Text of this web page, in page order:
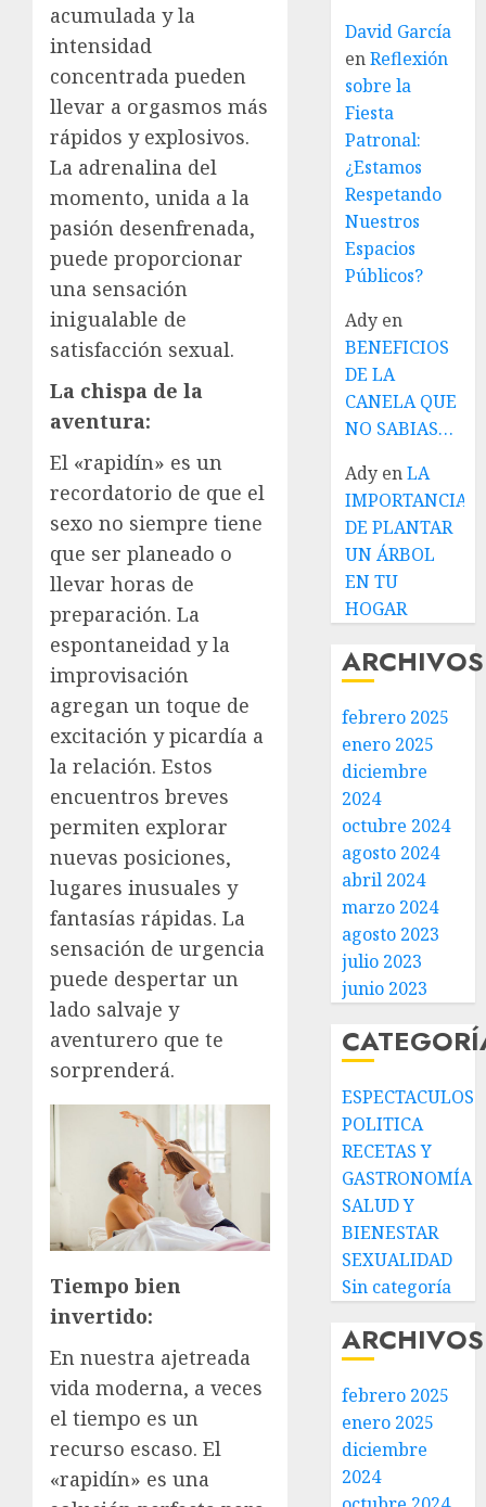
acumulada y la
intensidad
concentrada pueden
llevar a orgasmos más
rápidos y explosivos.
La adrenalina del
momento, unida a la
pasión desenfrenada,
puede proporcionar
una sensación
inigualable de
satisfacción sexual.
La chispa de la
aventura:
El «rapidín» es un
recordatorio de que el
sexo no siempre tiene
que ser planeado o
llevar horas de
preparación. La
espontaneidad y la
improvisación
agregan un toque de
excitación y picardía a
la relación. Estos
encuentros breves
permiten explorar
nuevas posiciones,
lugares inusuales y
fantasías rápidas. La
sensación de urgencia
puede despertar un
lado salvaje y
aventurero que te
sorprenderá.
Tiempo bien
invertido:
En nuestra ajetreada
vida moderna, a veces
el tiempo es un
recurso escaso. El
«rapidín» es una
David García
enReflexión
sobre la
Fiesta
Patronal:
¿Estamos
Respetando
Nuestros
Espacios
Públicos?
Ady en
BENEFICIOS
DE LA
CANELA QUE
NO SABIAS…
Ady enLA
IMPORTANCIA
DE PLANTAR
UN ÁRBOL
EN TU
HOGAR
ARCHIVOS
febrero 2025
enero 2025
diciembre
2024
octubre 2024
agosto 2024
abril 2024
marzo 2024
agosto 2023
julio 2023
junio 2023
ESPECTACULOS
POLITICA
RECETAS Y
GASTRONOMÍA
SALUD Y
BIENESTAR
SEXUALIDAD
Sin categoría
ARCHIVOS
febrero 2025
enero 2025
diciembre
2024